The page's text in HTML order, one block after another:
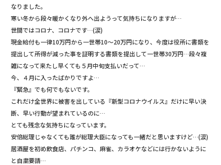
なりました。
寒い冬から段々暖かくなり外へ出ようって気持ちになりますが…
世間ではコロナ、コロナです…(涙)
現金給付も一律10万円から一世帯10～20万円になり、今度は役所に書類を
提出して所得が減った事を証明する書類を提出して一世帯30万円…段々複
雑になって来たし早くても５月中旬支払いだって…
今、４月に入ったばかりですよ…
『緊急』でも何でもないです。
これだけ全世界に被害を出している『新型コロナウイルス』だけに早い決
断、早い行動が望まれているのに…
とても残念な気持ちになっています。
安倍総理じゃなくても誰が総理大臣になっても一緒だと思いますけど…(涙)
居酒屋を初め飲食店、パチンコ、麻雀、カラオケなどには行かないように
と自粛要請…